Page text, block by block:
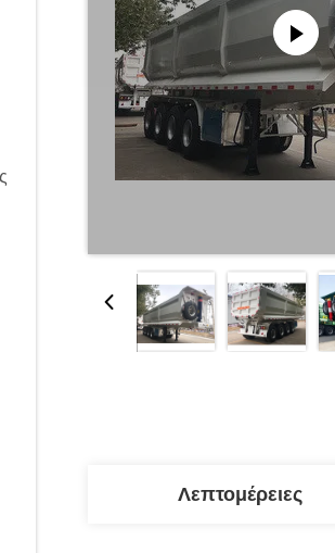
Λεπτομέρειες